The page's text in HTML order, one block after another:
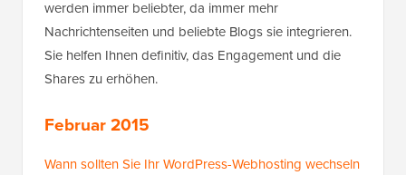
werden immer beliebter, da immer mehr
Nachrichtenseiten und beliebte Blogs sie integrieren.
Sie helfen Ihnen definitiv, das Engagement und die
Shares zu erhöhen.
Februar 2015
Wann sollten Sie Ihr WordPress-Webhosting wechseln